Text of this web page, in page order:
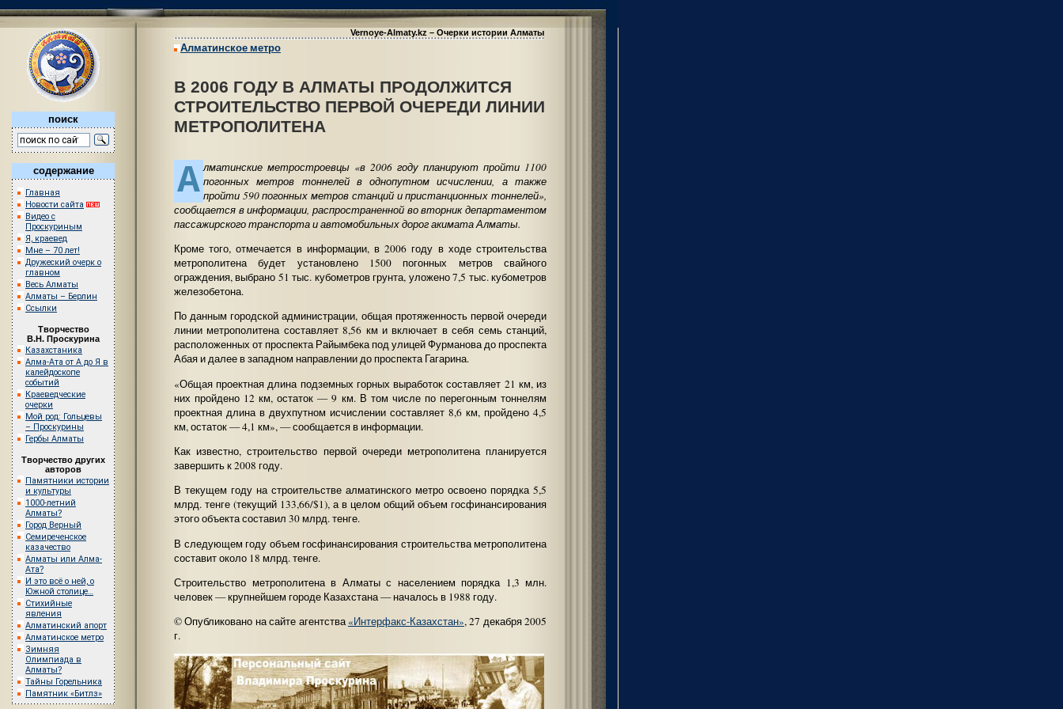
поиск
содержание
Главная
Новости сайта
Видео с
Проскуриным
Я, краевед
Мне – 70 лет!
Дружеский очерк о
главном
Весь Алматы
Алматы – Берлин
Ссылки
Творчество
В.Н. Проскурина
Казахстаника
Алма-Ата от А до Я в
калейдоскопе
событий
Краеведческие
очерки
Мой род: Гольцевы
– Проскурины
Гербы Алматы
Творчество других
авторов
Памятники истории
и культуры
1000-летний
Алматы?
Город Верный
Семиреченское
казачество
Алматы или Алма-
Ата?
И это всё о ней, о
Южной столице…
Стихийные
явления
Алматинский апорт
Алматинское метро
Зимняя
Олимпиада в
Алматы?
Тайны Горельника
Памятник «Битлз»
Vernoye-Almaty.kz – Очерки истории Алматы
Алматинское метро
В 2006 ГОДУ В АЛМАТЫ ПРОДОЛЖИТСЯ
СТРОИТЕЛЬСТВО ПЕРВОЙ ОЧЕРЕДИ ЛИНИИ
МЕТРОПОЛИТЕНА
А лматинские метростроевцы «в 2006 году планируют пройти 1100
погонных метров тоннелей в однопутном исчислении, а также
пройти 590 погонных метров станций и пристанционных тоннелей»,
сообщается в информации, распространенной во вторник департаментом
пассажирского транспорта и автомобильных дорог акимата Алматы.
Кроме того, отмечается в информации, в 2006 году в ходе строительства
метрополитена будет установлено 1500 погонных метров свайного
ограждения, выбрано 51 тыс. кубометров грунта, уложено 7,5 тыс. кубометров
железобетона.
По данным городской администрации, общая протяженность первой очереди
линии метрополитена составляет 8,56 км и включает в себя семь станций,
расположенных от проспекта Райымбека под улицей Фурманова до проспекта
Абая и далее в западном направлении до проспекта Гагарина.
«Общая проектная длина подземных горных выработок составляет 21 км, из
них пройдено 12 км, остаток — 9 км. В том числе по перегонным тоннелям
проектная длина в двухпутном исчислении составляет 8,6 км, пройдено 4,5
км, остаток — 4,1 км», — сообщается в информации.
Как известно, строительство первой очереди метрополитена планируется
завершить к 2008 году.
В текущем году на строительстве алматинского метро освоено порядка 5,5
млрд. тенге (текущий 133,66/$1), а в целом общий объем госфинансирования
этого объекта составил 30 млрд. тенге.
В следующем году объем госфинансирования строительства метрополитена
составит около 18 млрд. тенге.
Строительство метрополитена в Алматы с населением порядка 1,3 млн.
человек — крупнейшем городе Казахстана — началось в 1988 году.
© Опубликовано на сайте агентства«Интерфакс-Казахстан», 27 декабря 2005
г.